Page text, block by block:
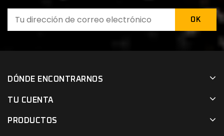
DÓNDE ENCONTRARNOS
TU CUENTA
PRODUCTOS